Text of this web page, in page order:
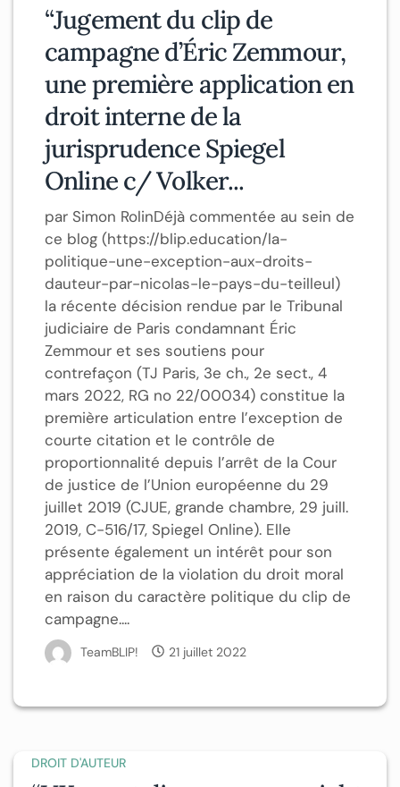
“Jugement du clip de
campagne d’Éric Zemmour,
une première application en
droit interne de la
jurisprudence Spiegel
Online c/ Volker...
par Simon RolinDéjà commentée au sein de
ce blog (https://blip.education/la-
politique-une-exception-aux-droits-
dauteur-par-nicolas-le-pays-du-teilleul)
la récente décision rendue par le Tribunal
judiciaire de Paris condamnant Éric
Zemmour et ses soutiens pour
contrefaçon (TJ Paris, 3e ch., 2e sect., 4
mars 2022, RG no 22/00034) constitue la
première articulation entre l’exception de
courte citation et le contrôle de
proportionnalité depuis l’arrêt de la Cour
de justice de l’Union européenne du 29
juillet 2019 (CJUE, grande chambre, 29 juill.
2019, C-516/17, Spiegel Online). Elle
présente également un intérêt pour son
appréciation de la violation du droit moral
en raison du caractère politique du clip de
campagne....
TeamBLIP! 21 juillet 2022
DROIT D'AUTEUR